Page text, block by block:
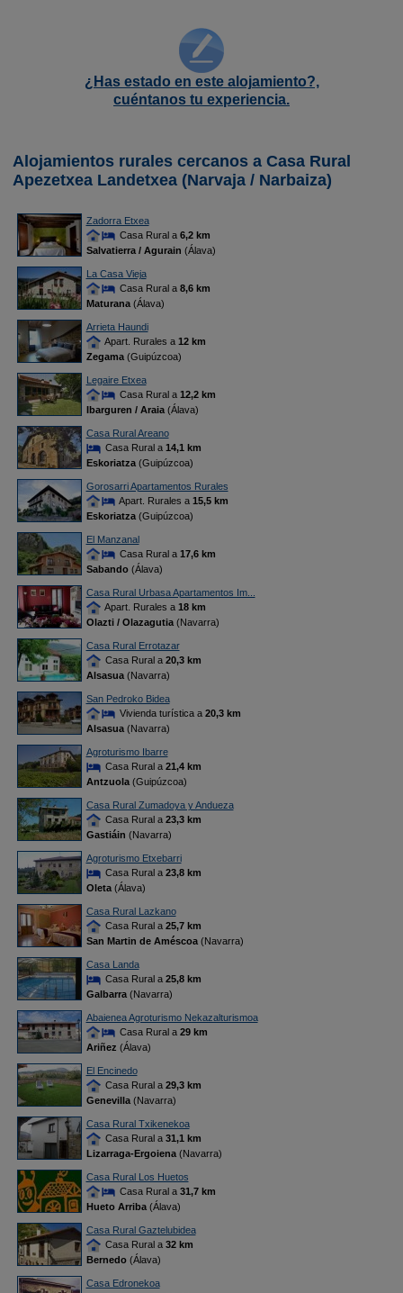
¿Has estado en este alojamiento?,
cuéntanos tu experiencia.
Alojamientos rurales cercanos a Casa Rural
Apezetxea Landetxea (Narvaja / Narbaiza)
Zadorra Etxea
Casa Rural a 6,2 km
Salvatierra / Agurain (Álava)
La Casa Vieja
Casa Rural a 8,6 km
Maturana(Álava)
Arrieta Haundi
Apart. Rurales a 12 km
Zegama(Guipúzcoa)
Legaire Etxea
Casa Rural a 12,2 km
Ibarguren / Araia(Álava)
Casa Rural Areano
Casa Rural a 14,1 km
Eskoriatza(Guipúzcoa)
Gorosarri Apartamentos Rurales
Apart. Rurales a 15,5 km
Eskoriatza(Guipúzcoa)
El Manzanal
Casa Rural a 17,6 km
Sabando(Álava)
Casa Rural Urbasa Apartamentos Im...
Apart. Rurales a 18 km
Olazti / Olazagutia(Navarra)
Casa Rural Errotazar
Casa Rural a 20,3 km
Alsasua(Navarra)
San Pedroko Bidea
Vivienda turística a 20,3 km
Alsasua(Navarra)
Agroturismo Ibarre
Casa Rural a 21,4 km
Antzuola(Guipúzcoa)
Casa Rural Zumadoya y Andueza
Casa Rural a 23,3 km
Gastiáin (Navarra)
Agroturismo Etxebarri
Casa Rural a 23,8 km
Oleta(Álava)
Casa Rural Lazkano
Casa Rural a 25,7 km
San Martin de Améscoa(Navarra)
Casa Landa
Casa Rural a 25,8 km
Galbarra(Navarra)
Abaienea Agroturismo Nekazalturismoa
Casa Rural a 29 km
Ariñez (Álava)
El Encinedo
Casa Rural a 29,3 km
Genevilla(Navarra)
Casa Rural Txikenekoa
Casa Rural a 31,1 km
Lizarraga-Ergoiena(Navarra)
Casa Rural Los Huetos
Casa Rural a 31,7 km
Hueto Arriba(Álava)
Casa Rural Gaztelubidea
Casa Rural a 32 km
Bernedo(Álava)
Casa Edronekoa